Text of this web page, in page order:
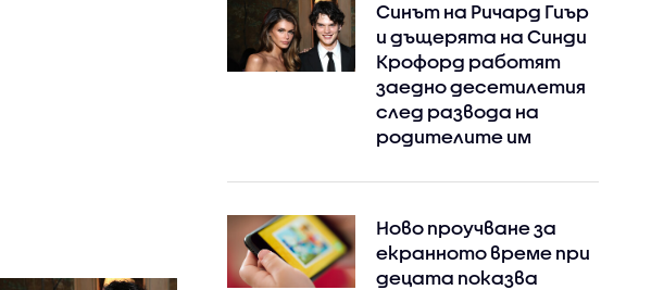
Синът на Ричард Гиър
и дъщерята на Синди
Крофорд работят
заедно десетилетия
след развода на
родителите им
Ново проучване за
екранното време при
децата показва